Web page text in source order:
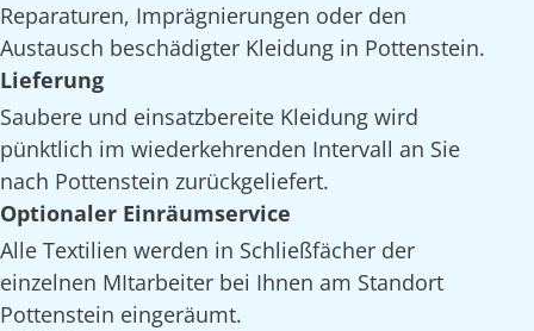
Reparaturen, Imprägnierungen oder den
Austausch beschädigter Kleidung in Pottenstein.
Lieferung
Saubere und einsatzbereite Kleidung wird
pünktlich im wiederkehrenden Intervall an Sie
nach Pottenstein zurückgeliefert.
Optionaler Einräumservice
Alle Textilien werden in Schließfächer der
einzelnen MItarbeiter bei Ihnen am Standort
Pottenstein eingeräumt.